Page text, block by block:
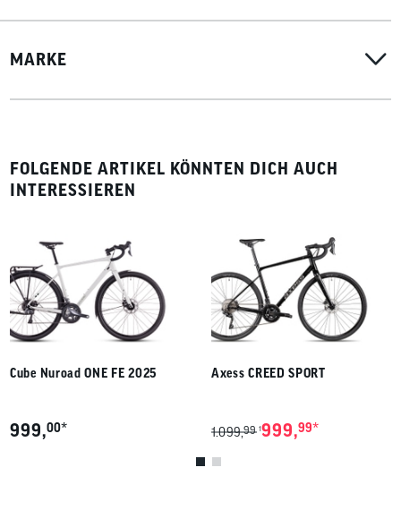
MARKE
FOLGENDE ARTIKEL KÖNNTEN DICH AUCH
INTERESSIEREN
Cube Nuroad ONE FE 2025
999,00*
Axess CREED SPORT
1.099,99 1999,99*